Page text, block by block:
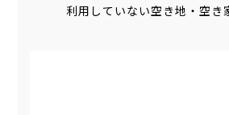
利用していない空き地・空き